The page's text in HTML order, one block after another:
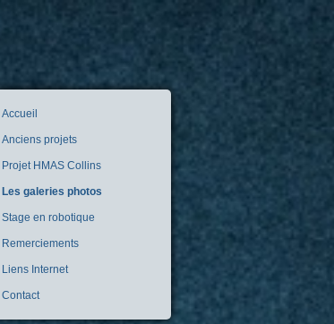
Accueil
Anciens projets
Projet HMAS Collins
Les galeries photos
Stage en robotique
Remerciements
Liens Internet
Contact